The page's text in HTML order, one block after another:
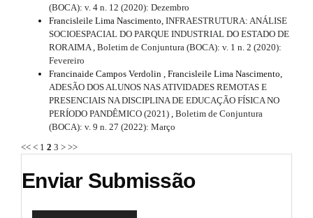
(BOCA): v. 4 n. 12 (2020): Dezembro
Francisleile Lima Nascimento, INFRAESTRUTURA: ANÁLISE
SOCIOESPACIAL DO PARQUE INDUSTRIAL DO ESTADO DE
RORAIMA Boletim de Conjuntura (BOCA): v. 1 n. 2 (2020):
Fevereiro
Francinaide Campos Verdolin , Francisleile Lima Nascimento,
ADESÃO DOS ALUNOS NAS ATIVIDADES REMOTAS E
PRESENCIAIS NA DISCIPLINA DE EDUCAÇÃO FÍSICA NO
PERÍODO PANDÊMICO (2021) Boletim de Conjuntura
(BOCA): v. 9 n. 27 (2022): Março
<< < 1 2 3 > >>
Enviar Submissão